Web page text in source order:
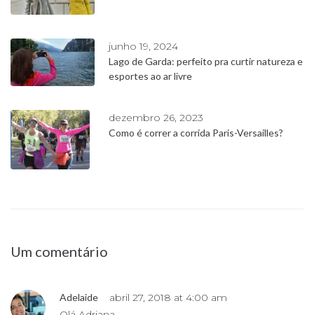
junho 19, 2024
Lago de Garda: perfeito pra curtir natureza e
esportes ao ar livre
dezembro 26, 2023
Como é correr a corrida Paris-Versailles?
Um comentário
Adelaide
abril 27, 2018 at 4:00 am